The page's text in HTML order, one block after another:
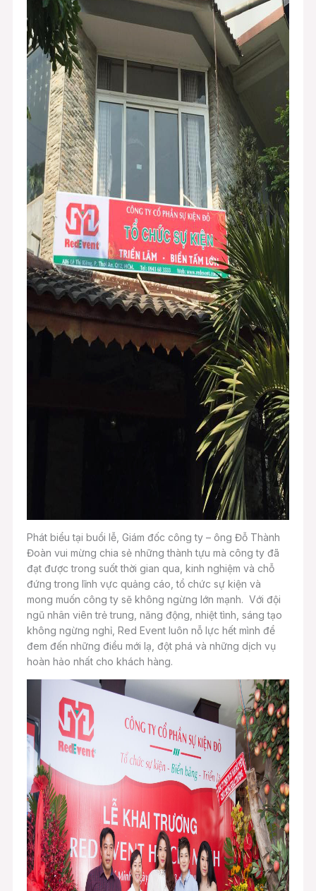
Phát biểu tại buổi lễ, Giám đốc công ty – ông Đỗ Thành
Đoàn vui mừng chia sẻ những thành tựu mà công ty đã
đạt được trong suốt thời gian qua, kinh nghiệm và chỗ
đứng trong lĩnh vực quảng cáo, tổ chức sự kiện và
mong muốn công ty sẽ không ngừng lớn mạnh. Với đội
ngũ nhân viên trẻ trung, năng động, nhiệt tình, sáng tạo
không ngừng nghỉ, Red Event luôn nỗ lực hết mình để
đem đến những điều mới lạ, đột phá và những dịch vụ
hoàn hảo nhất cho khách hàng.